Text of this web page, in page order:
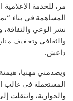
مر، للخدمة
المساهمة في بناء
نشر الوعي
والثقافي وتحفيف
داعش.
ويصدمني مهنيا، هيمنة
المستعملة في غالب
والحوارية، وانتقلت